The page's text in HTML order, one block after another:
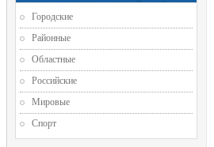
Городские
Районные
Областные
Российские
Мировые
Спорт